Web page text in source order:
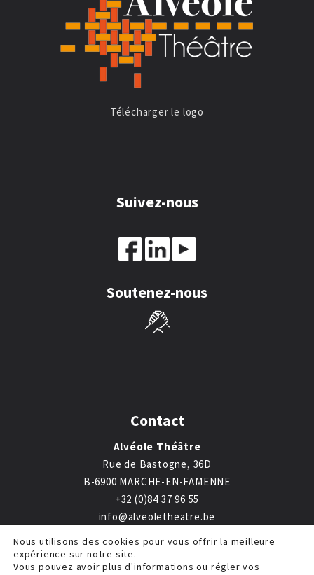
Télécharger le logo
Suivez-nous
Soutenez-nous
Contact
Alvéole Théâtre
Rue de Bastogne, 36D
B-6900 MARCHE-EN-FAMENNE
+32 (0)84 37 96 55
info@alveoletheatre.be
Nous utilisons des cookies pour vous offrir la meilleure
expérience sur notre site.
Vous pouvez avoir plus d'informations ou régler vos